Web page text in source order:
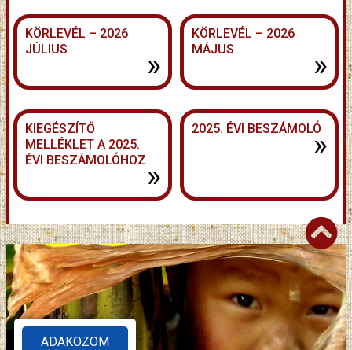
KÖRLEVÉL – 2026
JÚLIUS
»
KÖRLEVÉL – 2026
MÁJUS
»
KIEGÉSZÍTŐ
MELLÉKLET A 2025.
ÉVI BESZÁMOLÓHOZ »
2025. ÉVI BESZÁMOLÓ»
ADAKOZOM